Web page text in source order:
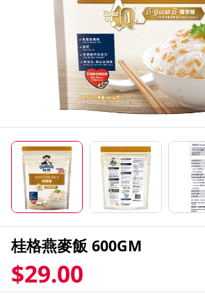
桂格燕麥飯 600GM
$29.00